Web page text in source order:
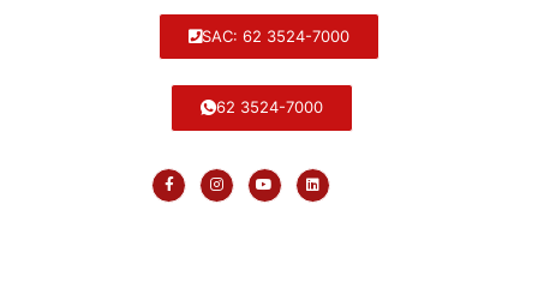
SAC: 62 3524-7000
62 3524-7000